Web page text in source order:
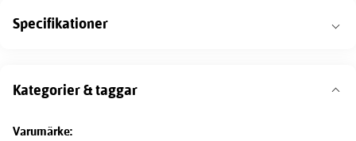
Specifikationer
Kategorier & taggar
Varumärke: